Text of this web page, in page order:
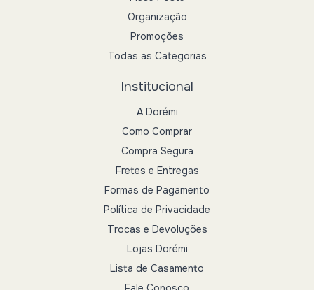
Organização
Promoções
Todas as Categorias
Institucional
A Dorémi
Como Comprar
Compra Segura
Fretes e Entregas
Formas de Pagamento
Política de Privacidade
Trocas e Devoluções
Lojas Dorémi
Lista de Casamento